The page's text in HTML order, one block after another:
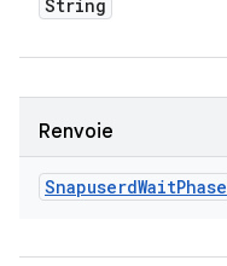
String
Renvoie
SnapuserdWaitPhase